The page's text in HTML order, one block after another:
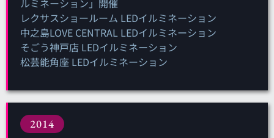
ルミネーション」開催
レクサスショールーム LEDイルミネーション
中之島LOVE CENTRAL LEDイルミネーション
そごう神戸店 LEDイルミネーション
松芸能角座 LEDイルミネーション
2014